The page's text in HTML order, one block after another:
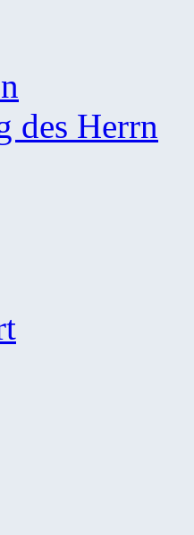
des Herrn